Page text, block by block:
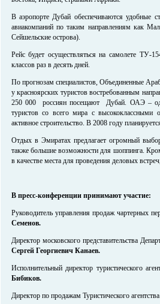
В аэропорте Дубай обеспечиваются удобные
авиакомпаний по таким направлениям как
Сейшельские острова).
Рейс будет осуществляться на самолете ТУ-
классов раз в десять дней.
По прогнозам специалистов, Объединенные
у красноярских туристов востребованным
250 000 россиян посещают Дубай. ОАЭ –
туристов со всего мира с
активное строительство. В 2008 году
Отдых в Эмиратах предлагает огромный
также большие возможности для шоппинга.
в качестве места для проведения деловых
В пресс-конференции принимают участие:
Руководитель управления продаж чартерных
Семенов.
Директор московского представительства
Сергей Георгиевич Канаев.
Исполнительный директор туристического
Бибиков.
Директор по продажам Туристического